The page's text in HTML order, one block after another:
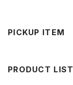
PICKUP ITEM
PRODUCT LIST